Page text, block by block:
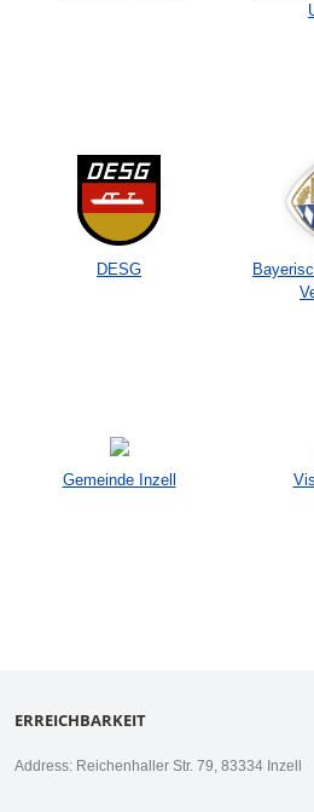
DESG
Gemeinde Inzell
ERREICHBARKEIT
Address: Reichenhaller Str. 79, 83334 Inzell